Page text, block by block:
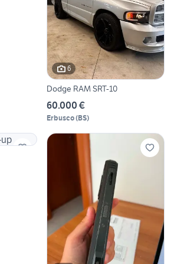
6
Dodge RAM SRT-10
60.000 €
Erbusco(BS)